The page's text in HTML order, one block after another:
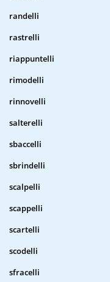
randelli
rastrelli
riappuntelli
rimodelli
rinnovelli
salterelli
sbaccelli
sbrindelli
scalpelli
scappelli
scartelli
scodelli
sfracelli